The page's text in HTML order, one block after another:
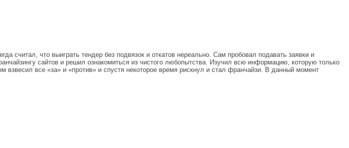
считал, что выиграть тендер без подвязок и откатов нереально. Сам пробовал подавать заявки и
сайтов и решил ознакомиться из чистого любопытства. Изучил всю информацию, которую только
взвесил все «за» и «против» и спустя некоторое время рискнул и стал франчайзи. В данный момент